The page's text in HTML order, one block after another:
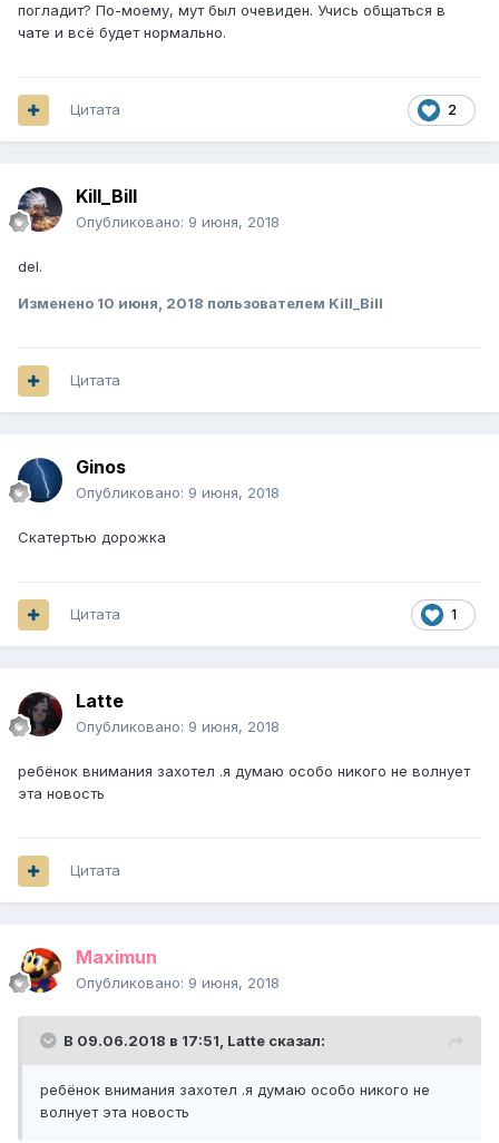
погладит? По-моему, мут был очевиден. Учись общаться в
чате и всё будет нормально.
2
Цитата
Kill_Bill
Опубликовано: 9 июня, 2018
del.
Изменено 10 июня, 2018 пользователем Kill_Bill
Цитата
Ginos
Опубликовано: 9 июня, 2018
Скатертью дорожка
1
Цитата
Latte
Опубликовано: 9 июня, 2018
ребёнок внимания захотел .я думаю особо никого не волнует
эта новость
Цитата
Maximun
Опубликовано: 9 июня, 2018
В 09.06.2018 в 17:51, Latte сказал:
ребёнок внимания захотел .я думаю особо никого не
волнует эта новость